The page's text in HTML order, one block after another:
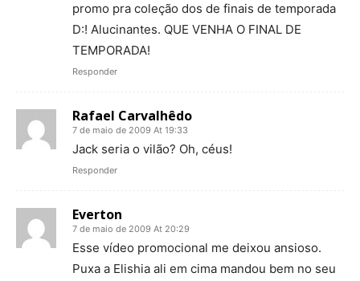
promo pra coleção dos de finais de temporada
D:! Alucinantes. QUE VENHA O FINAL DE
TEMPORADA!
Responder
Rafael Carvalhêdo
7 de maio de 2009 At 19:33
Jack seria o vilão? Oh, céus!
Responder
Everton
7 de maio de 2009 At 20:29
Esse vídeo promocional me deixou ansioso.
Puxa a Elishia ali em cima mandou bem no seu